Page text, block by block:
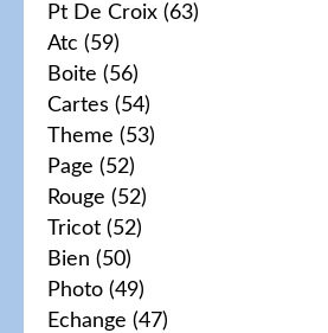
Pt De Croix (63)
Atc (59)
Boite (56)
Cartes (54)
Theme (53)
Page (52)
Rouge (52)
Tricot (52)
Bien (50)
Photo (49)
Echange (47)